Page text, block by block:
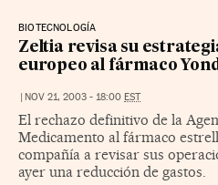
BIOTECNOLOGÍA
Zeltia revisa su
europeo al fármaco
| NOV 21, 2003 - 18:00 EST
El rechazo definitivo de la
Medicamento al fármaco
compañía a revisar sus
ayer una reducción de gastos.